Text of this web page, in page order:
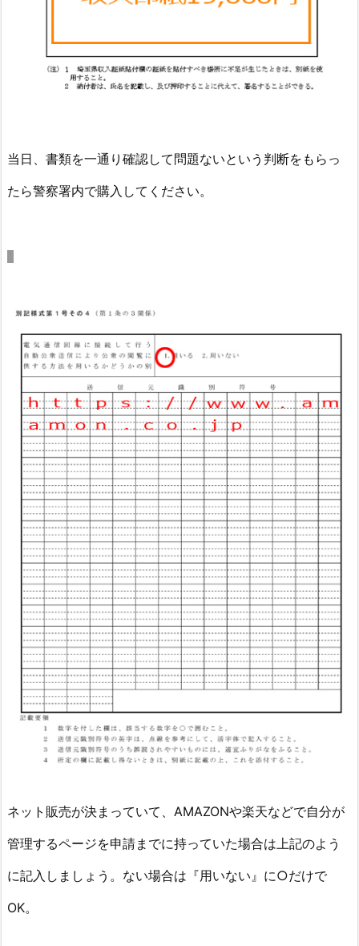
当日、書類を一通り確認して問題ないという判断をもらっ
たら警察署内で購入してください。
ネット販売が決まっていて、AMAZONや楽天などで自分が
管理するページを申請までに持っていた場合は上記のよう
に記入しましょう。ない場合は『用いない』に○だけで
OK。